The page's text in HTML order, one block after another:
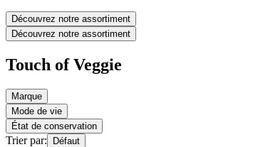
Découvrez notre assortiment
Découvrez notre assortiment
Touch of Veggie
Marque
Mode de vie
État de conservation
Trier par: Défaut